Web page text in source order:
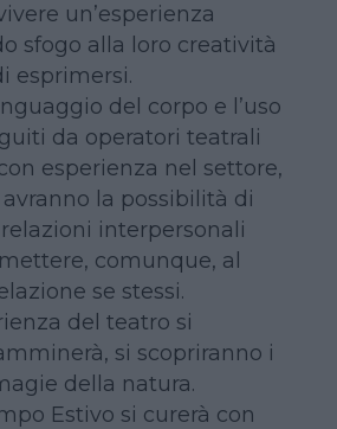
un’esperienza
sfogo alla loro creatività
esprimersi.
del corpo e l’uso
da operatori teatrali
esperienza nel settore,
la possibilità di
interpersonali
comunque, al
se stessi.
del teatro si
si scopriranno i
della natura.
Estivo si curerà con